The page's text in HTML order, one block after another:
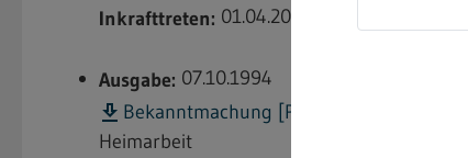
Inkrafttreten: 01.04.2006
Ausgabe: 07.10.1994
Bekanntmachung [PDF; nicht barrierefrei]
Heimarbeit